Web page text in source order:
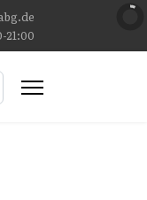
21:00